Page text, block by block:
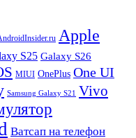
Apple
S25 Galaxy S26
MIUI OnePlus One UI
Samsung Galaxy S21 Vivo
Ватсап на телефон